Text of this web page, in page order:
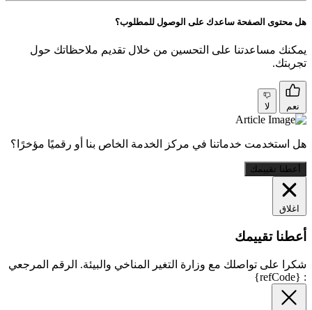
هل محتوى الصفحة ساعدك على الوصول للمطلوب؟
يمكنك مساعدتنا على التحسين من خلال تقديم ملاحظاتك حول
تجربتك.
نعم لا
هل استخدمت خدماتنا في مركز الخدمة الخاص بنا أو رقميًا مؤخرًا؟
أعطنا تقييمك
اغلاق
أعطنا تقييمك
شكرا على تواصلك مع وزارة التغير المناخي والبيئة. الرقم المرجعي
: {refCode}